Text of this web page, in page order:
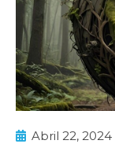
Abril 22, 2024